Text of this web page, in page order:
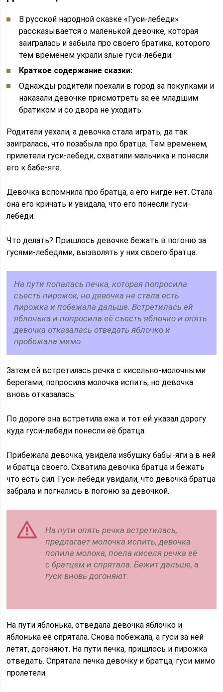
В русской народной сказке «Гуси-лебеди»
рассказывается о маленькой девочке, которая
заигралась и забыла про своего братика, которого
тем временем украли злые гуси-лебеди.
Краткое содержание сказки:
Однажды родители поехали в город за покупками и
наказали девочке присмотреть за её младшим
братиком и со двора не уходить.
Родители уехали, а девочка стала играть, да так
заигралась, что позабыла про братца. Тем временем,
прилетели гуси-лебеди, схватили мальчика и понесли
его к бабе-яге.
Девочка вспомнила про братца, а его нигде нет. Стала
она его кричать и увидала, что его понесли гуси-
лебеди.
Что делать? Пришлось девочке бежать в погоню за
гусями-лебедями, вызволять у них своего братца.
На пути попалась печка, которая попросила
съесть пирожок, но девочка не стала есть
пирожка и побежала дальше. Встретилась ей
яблонька и попросила её съесть яблочко и опять
девочка отказалась отведать яблочко и
пробежала мимо.
Затем ей встретилась речка с кисельно-молочными
берегами, попросила молочка испить, но девочка
вновь отказалась.
По дороге она встретила ежа и тот ей указал дорогу
куда гуси-лебеди понесли её братца.
Прибежала девочка, увидела избушку бабы-яги а в ней
и братца своего. Схватила девочка братца и бежать
что есть сил. Гуси-лебеди увидали, что девочка братца
забрала и погнались в погоню за девочкой.
На пути опять речка встретилась,
предлагает молочка испить, девочка
попила молока, поела киселя речка её
с братцем и спрятала. Бежит дальше, а
гуси вновь догоняют.
На пути яблонька, отведала девочка яблочко и
яблонька её спрятала. Снова побежала, а гуси за ней
летят, догоняют. На пути печка, пришлось и пирожка
отведать. Спрятала печка девочку и братца, гуси мимо
пролетели.